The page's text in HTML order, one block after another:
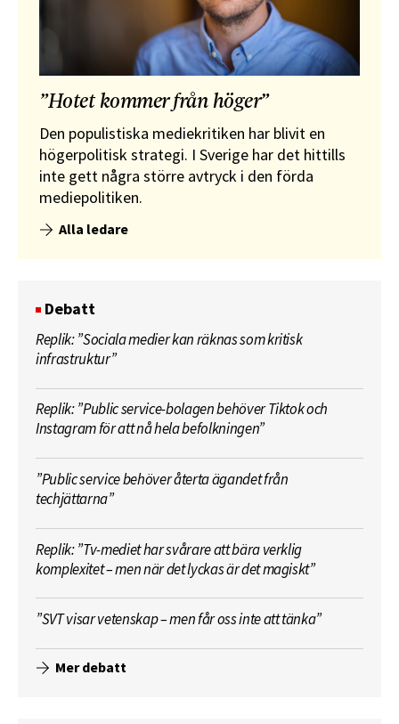
”Hotet kommer från höger”
Den populistiska mediekritiken har blivit en
högerpolitisk strategi. I Sverige har det hittills
inte gett några större avtryck i den förda
mediepolitiken.
Alla ledare
Debatt
Replik: ”Sociala medier kan räknas som kritisk
infrastruktur”
Replik: ”Public service-bolagen behöver Tiktok och
Instagram för att nå hela befolkningen”
”Public service behöver återta ägandet från
techjättarna”
Replik: ”Tv-mediet har svårare att bära verklig
komplexitet – men när det lyckas är det magiskt”
”SVT visar vetenskap – men får oss inte att tänka”
Mer debatt